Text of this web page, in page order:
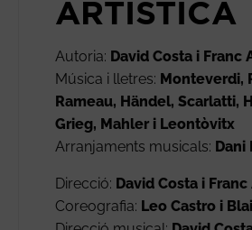
ARTÍSTICA
Autoria: David Costa i Franc
Música i lletres: Monteverdi,
Rameau, Händel, Scarlatti,
Grieg, Mahler i Leontòvitx
Arranjaments musicals: Dani
Direcció: David Costa i
Coreografia: Leo Castro i